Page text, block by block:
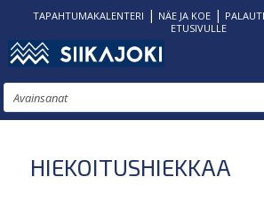
Hyppää
pääsisältöön
TAPAHTUMAKALENTERI | NÄE JA KOE|
ETUSIVULLE
Etsi
HIEKOITUSHIEKKAA